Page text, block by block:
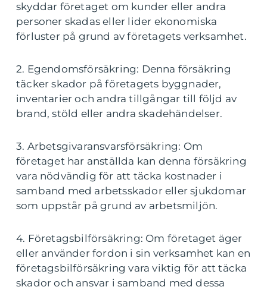
skyddar företaget om kunder eller andra
personer skadas eller lider ekonomiska
förluster på grund av företagets verksamhet.
2. Egendomsförsäkring: Denna försäkring
täcker skador på företagets byggnader,
inventarier och andra tillgångar till följd av
brand, stöld eller andra skadehändelser.
3. Arbetsgivaransvarsförsäkring: Om
företaget har anställda kan denna försäkring
vara nödvändig för att täcka kostnader i
samband med arbetsskador eller sjukdomar
som uppstår på grund av arbetsmiljön.
4. Företagsbilförsäkring: Om företaget äger
eller använder fordon i sin verksamhet kan en
företagsbilförsäkring vara viktig för att täcka
skador och ansvar i samband med dessa